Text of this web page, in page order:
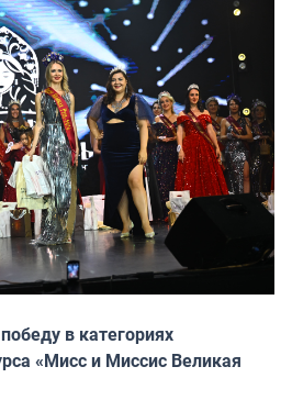
в категориях
«Мисс и Миссис Великая